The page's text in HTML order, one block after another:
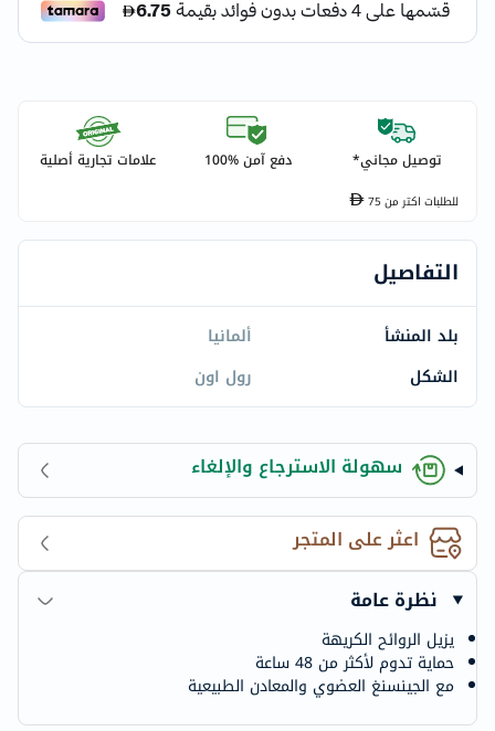
توصيل مجاني* دفع آمن %100 علامات تجارية أصلية
للطلبات اكتر من75
التفاصيل
بلد المنشأ
ألمانيا
الشكل
رول اون
سهولة الاسترجاع والإلغاء
اعثر على المتجر
نظرة عامة
يزيل الروائح الكريهة
حماية تدوم لأكثر من 48 ساعة
مع الجينسنغ العضوي والمعادن الطبيعية